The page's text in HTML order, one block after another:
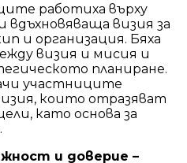
работиха върху
вдъхновяваща визия за
и организация. Бяха
визия и мисия и
планиране.
участниците
които отразяват
като основа за
и доверие –